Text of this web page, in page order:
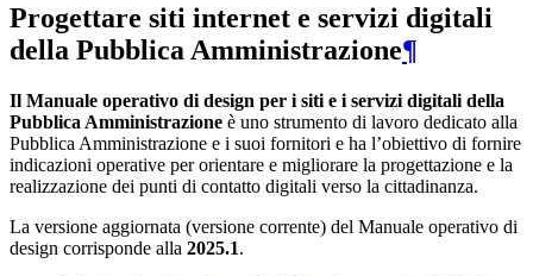
Progettare siti internet e servizi digitali
della Pubblica Amministrazione¶
Il Manuale operativo di design per i siti e i servizi digitali della
Pubblica Amministrazione è uno strumento di lavoro dedicato alla
Pubblica Amministrazione e i suoi fornitori e ha l’obiettivo di fornire
indicazioni operative per orientare e migliorare la progettazione e la
realizzazione dei punti di contatto digitali verso la cittadinanza.
La versione aggiornata (versione corrente) del Manuale operativo di
design corrisponde alla 2025.1.